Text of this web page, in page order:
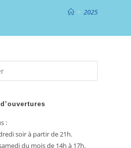
> 2025
Escape
:
soir à partir de 21h.
du mois de 14h à 17h.